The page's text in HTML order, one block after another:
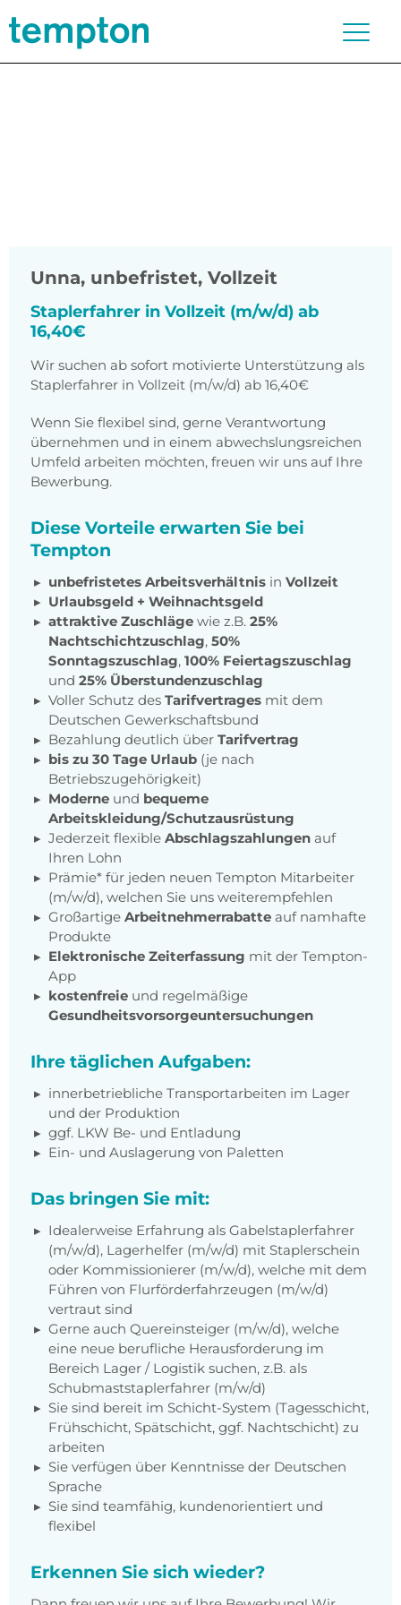
Unna, unbefristet, Vollzeit
Staplerfahrer in Vollzeit (m/w/d) ab
16,40€
Wir suchen ab sofort motivierte Unterstützung als
Staplerfahrer in Vollzeit (m/w/d) ab 16,40€
Wenn Sie flexibel sind, gerne Verantwortung
übernehmen und in einem abwechslungsreichen
Umfeld arbeiten möchten, freuen wir uns auf Ihre
Bewerbung.
Diese Vorteile erwarten Sie bei
Tempton
unbefristetes Arbeitsverhältnis in Vollzeit
Urlaubsgeld + Weihnachtsgeld
attraktive Zuschläge wie z.B. 25%
Nachtschichtzuschlag, 50%
Sonntagszuschlag, 100% Feiertagszuschlag
und 25% Überstundenzuschlag
Voller Schutz des Tarifvertrages mit dem
Deutschen Gewerkschaftsbund
Bezahlung deutlich über Tarifvertrag
bis zu 30 Tage Urlaub (je nach
Betriebszugehörigkeit)
Moderne und bequeme
Arbeitskleidung/Schutzausrüstung
Jederzeit flexible Abschlagszahlungen auf
Ihren Lohn
Prämie* für jeden neuen Tempton Mitarbeiter
(m/w/d), welchen Sie uns weiterempfehlen
Großartige Arbeitnehmerrabatte auf namhafte
Produkte
Elektronische Zeiterfassung mit der Tempton-
App
kostenfreie und regelmäßige
Gesundheitsvorsorgeuntersuchungen
Ihre täglichen Aufgaben:
innerbetriebliche Transportarbeiten im Lager
und der Produktion
ggf. LKW Be- und Entladung
Ein- und Auslagerung von Paletten
Das bringen Sie mit:
Idealerweise Erfahrung als Gabelstaplerfahrer
(m/w/d), Lagerhelfer (m/w/d) mit Staplerschein
oder Kommissionierer (m/w/d), welche mit dem
Führen von Flurförderfahrzeugen (m/w/d)
vertraut sind
Gerne auch Quereinsteiger (m/w/d), welche
eine neue berufliche Herausforderung im
Bereich Lager / Logistik suchen, z.B. als
Schubmaststaplerfahrer (m/w/d)
Sie sind bereit im Schicht-System (Tagesschicht,
Frühschicht, Spätschicht, ggf. Nachtschicht) zu
arbeiten
Sie verfügen über Kenntnisse der Deutschen
Sprache
Sie sind teamfähig, kundenorientiert und
flexibel
Erkennen Sie sich wieder?